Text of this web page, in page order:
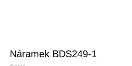
Náramek BDS249-1